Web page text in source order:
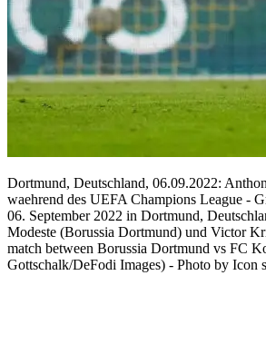
Dortmund, Deutschland, 06.09.2022:
waehrend des UEFA Champions League -
06. September 2022 in Dortmund,
Modeste (Borussia Dortmund) und Victor
match between Borussia Dortmund vs FC
Gottschalk/DeFodi Images) - Photo by Icon